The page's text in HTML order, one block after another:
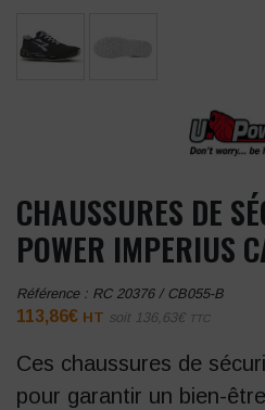
CHAUSSURES DE
POWER IMPERIUS
Référence : RC 20376 / CB055-B
113,86€ HT soit 136,63€ TTC
Ces chaussures de
pour garantir un bien-